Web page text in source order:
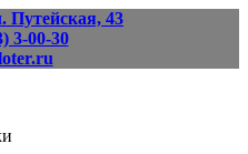
Путейская, 43
3-00-30